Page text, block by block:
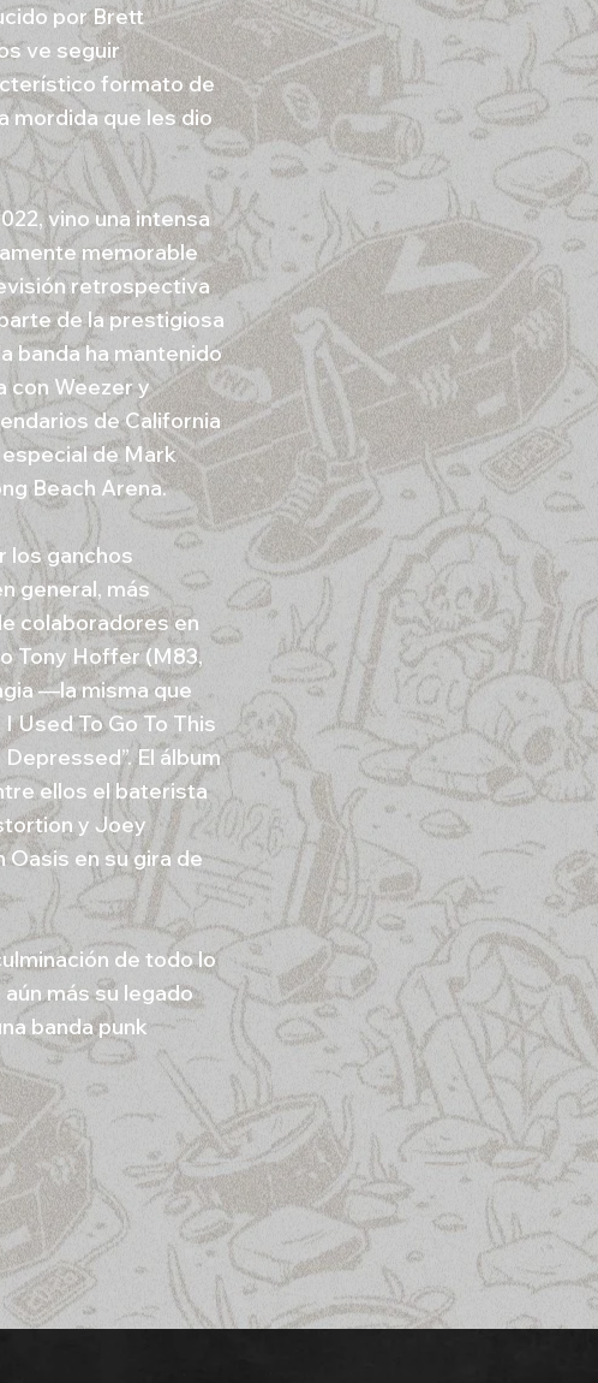
por Brett
ve seguir
formato de
mordida que les dio
vino una intensa
memorable
retrospectiva
de la prestigiosa
banda ha mantenido
con Weezer y
de California
de Mark
Beach Arena.
los ganchos
general, más
colaboradores en
Tony Hoffer (M83,
—la misma que
Used To Go To This
El álbum
ellos el baterista
y Joey
en su gira de
de todo lo
más su legado
banda punk